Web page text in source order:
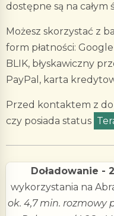
dostępne są na całym
Możesz skorzystać z
form płatności:
BLIK, błyskawiczny
PayPal, karta
Przed kontaktem z
czy posiada status
Doładowanie -
wykorzystania na
ok. 4,7 min. rozmowy